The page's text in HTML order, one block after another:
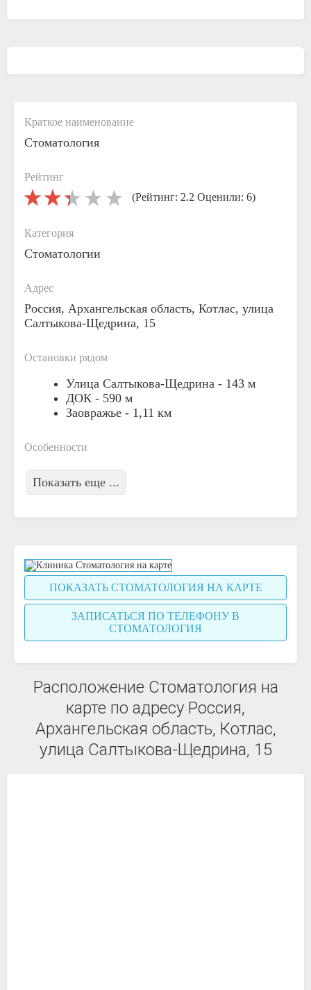
Краткое наименование
Стоматология
Рейтинг
(Рейтинг: 2.2 Оценили: 6)
Категория
Стоматологии
Адрес
Россия, Архангельская область, Котлас, улица
Салтыкова-Щедрина, 15
Остановки рядом
Улица Салтыкова-Щедрина - 143 м
ДОК - 590 м
Заовражье - 1,11 км
Особенности
Показать еще ...
ПОКАЗАТЬ СТОМАТОЛОГИЯ НА КАРТЕ
ЗАПИСАТЬСЯ ПО ТЕЛЕФОНУ В
СТОМАТОЛОГИЯ
Расположение Стоматология на
карте по адресу Россия,
Архангельская область, Котлас,
улица Салтыкова-Щедрина, 15